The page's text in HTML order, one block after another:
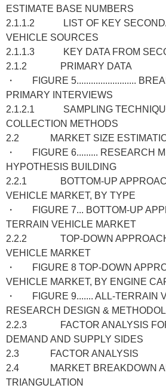
ESTIMATE BASE NUMBERS
2.1.1.2 LIST OF KEY
VEHICLE SOURCES
2.1.1.3 KEY DATA FROM
2.1.2 PRIMARY DATA
・ FIGURE 5.........................
PRIMARY INTERVIEWS
2.1.2.1 SAMPLING
COLLECTION METHODS
2.2 MARKET SIZE
・ FIGURE 6......... RESEARCH
HYPOTHESIS BUILDING
2.2.1 BOTTOM-UP
VEHICLE MARKET, BY TYPE
・ FIGURE 7... BOTTOM-UP
TERRAIN VEHICLE MARKET
2.2.2 TOP-DOWN APPROACH:
VEHICLE MARKET
・ FIGURE 8 TOP-DOWN
VEHICLE MARKET, BY ENGINE
・ FIGURE 9....... ALL-TERRAIN
RESEARCH DESIGN &
2.2.3 FACTOR ANALYSIS FOR
DEMAND AND SUPPLY SIDES
2.3 FACTOR ANALYSIS
2.4 MARKET BREAKDOWN
TRIANGULATION